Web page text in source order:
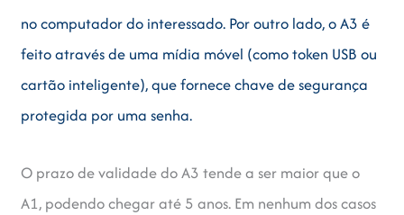
no computador do interessado. Por outro lado, o A3 é
feito através de uma mídia móvel (como token USB ou
cartão inteligente), que fornece chave de segurança
protegida por uma senha.
O prazo de validade do A3 tende a ser maior que o
A1, podendo chegar até 5 anos. Em nenhum dos casos